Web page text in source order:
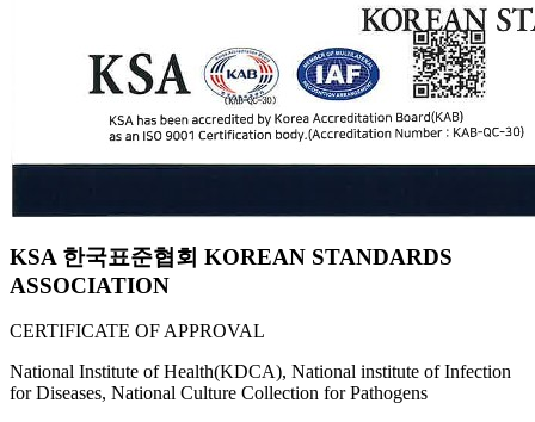
KSA 한국표준협회 KOREAN STANDARDS
ASSOCIATION
CERTIFICATE OF APPROVAL
National Institute of Health(KDCA), National institute of Infection
for Diseases, National Culture Collection for Pathogens